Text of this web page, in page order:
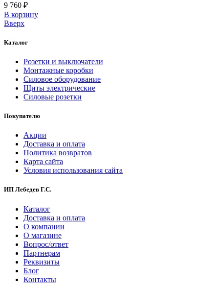
9 760 ₽
В корзинy
Вверх
Каталог
Розетки и выключатели
Монтажные коробки
Силовое оборудование
Щиты электрические
Силовые розетки
Покупателю
Акции
Доставка и оплата
Политика возвратов
Карта сайта
Условия использования сайта
ИП Лебедев Г.С.
Каталог
Доставка и оплата
О компании
О магазине
Вопрос/ответ
Партнерам
Реквизиты
Блог
Контакты